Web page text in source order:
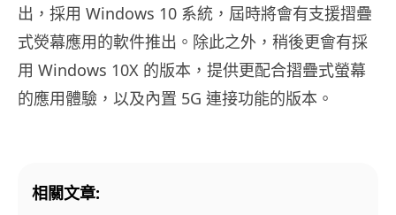
出，採用 Windows 10 系統，屆時將會有支援摺疊
式熒幕應用的軟件推出。除此之外，稍後更會有採
用 Windows 10X 的版本，提供更配合摺疊式螢幕
的應用體驗，以及內置 5G 連接功能的版本。
相關文章: